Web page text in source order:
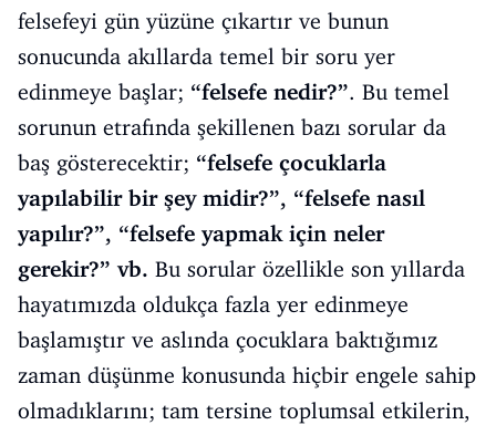
felsefeyi gün yüzüne çıkartır ve bunun
sonucunda akıllarda temel bir soru yer
edinmeye başlar; “felsefe nedir?”. Bu temel
sorunun etrafında şekillenen bazı sorular da
baş gösterecektir; “felsefe çocuklarla
yapılabilir bir şey midir?”, “felsefe nasıl
yapılır?”, “felsefe yapmak için neler
gerekir?” vb. Bu sorular özellikle son yıllarda
hayatımızda oldukça fazla yer edinmeye
başlamıştır ve aslında çocuklara baktığımız
zaman düşünme konusunda hiçbir engele sahip
olmadıklarını; tam tersine toplumsal etkilerin,